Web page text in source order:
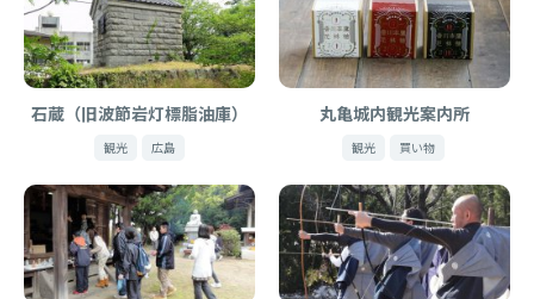
石蔵（旧波節岩灯標脂油庫）
観光 広島
丸亀城内観光案内所
観光 買い物